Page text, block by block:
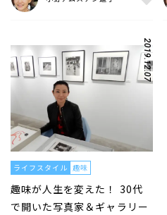
2019.12.07
ライフスタイル 趣味
趣味が人生を変えた！ 30代
で開いた写真家＆ギャラリー